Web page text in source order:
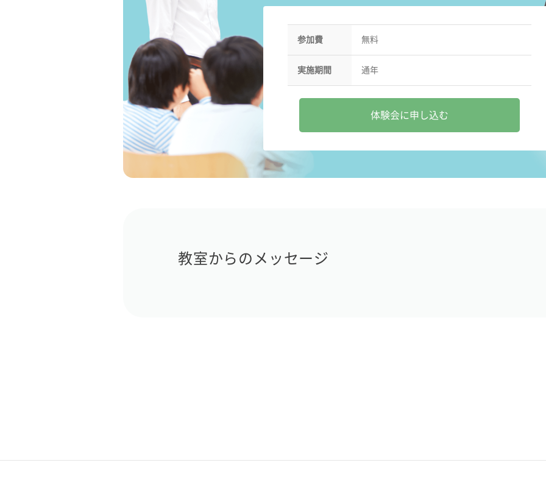
参加費 無料
実施期間 通年
体験会に申し込む
教室からのメッセージ